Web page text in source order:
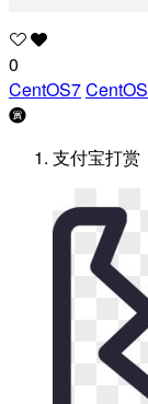
0
CentOS7CentOS
支付宝打赏